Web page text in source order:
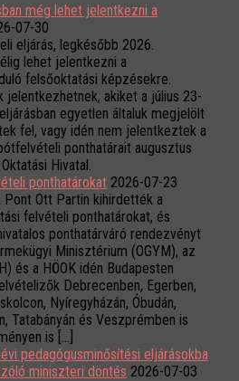
még lehet jelentkezni a
07-30
eljárás, legkésőbb 2026.
lehet jelentkezni a
felsőoktatási képzésekre.
jelentkezhetnek, akiket a július 23-
egyetlen általuk megjelölt
fel, vagy idén nem jelentkeztek a
ponthatárait augusztus
Hivatal.
ponthatárokat 2026-07-23
Pont Ott Partin kihirdették a
felvételi ponthatárokat, és
ponthatárváró rendezvényt
Minisztérium (OGYM), az
és a HÖOK idén Budapesten
Debrecenben, Egerben,
Nyíregyházán, Óbudán,
Tatabányán és Veszprémben is
is […]
pedagógusminősítési eljárásokba
miniszteri döntés 2026-07-03